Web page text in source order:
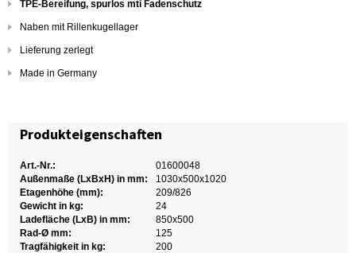
TPE-Bereifung, spurlos mti Fadenschutz
Naben mit Rillenkugellager
Lieferung zerlegt
Made in Germany
Produkteigenschaften
Art.-Nr.:
01600048
Außenmaße (LxBxH) in mm:
1030x500x1020
Etagenhöhe (mm):
209/826
Gewicht in kg:
24
Ladefläche (LxB) in mm:
850x500
Rad-Ø mm:
125
Tragfähigkeit in kg:
200